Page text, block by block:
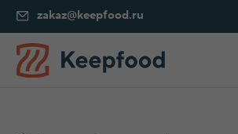
zakaz@keepfood.ru